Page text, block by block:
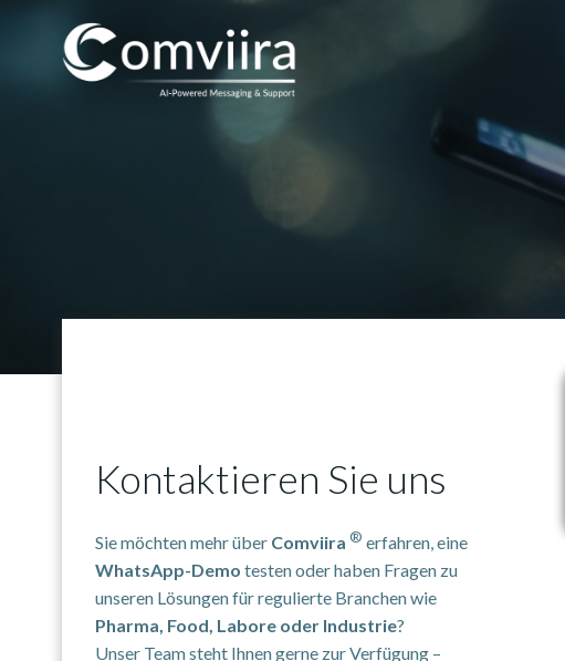
springen
Kontaktieren Sie uns
Sie möchten mehr über Comviira ® erfahren, eine
WhatsApp-Demo testen oder haben Fragen zu
unseren Lösungen für regulierte Branchen wie
Pharma, Food, Labore oder Industrie?
Unser Team steht Ihnen gerne zur Verfügung –